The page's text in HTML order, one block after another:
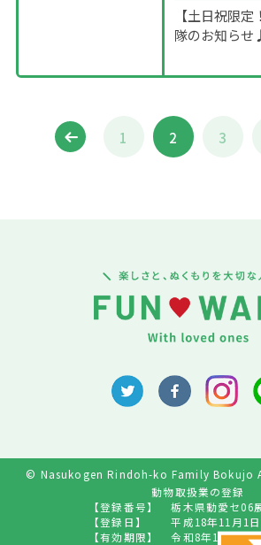
【土日祝限
隊のお知らせ
1 2 3
© Nasukogen Rindoh-ko Family Bokujo
動物取扱業の登録
【登録番号】
栃木県動愛セ06
【登録日】
平成18年11月1
【有効期限】
令和8年10月31日